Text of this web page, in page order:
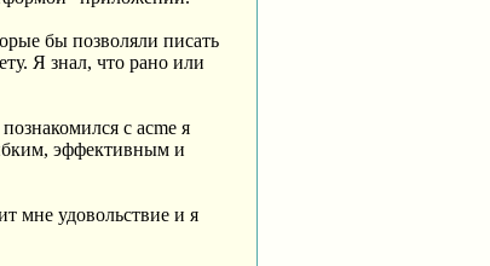
бы позволяли писать
Я знал, что рано или
с acme я
эффективным и
мне удовольствие и я